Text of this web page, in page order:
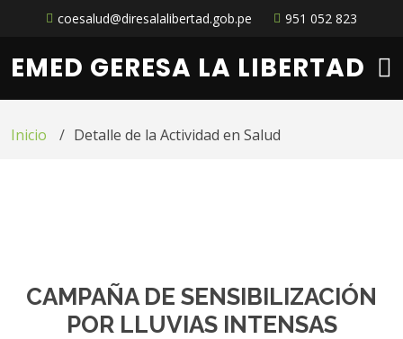
coesalud@diresalalibertad.gob.pe 951 052 823
EMED GERESA LA LIBERTAD
Inicio Detalle de la Actividad en Salud
CAMPAÑA DE SENSIBILIZACIÓN
POR LLUVIAS INTENSAS